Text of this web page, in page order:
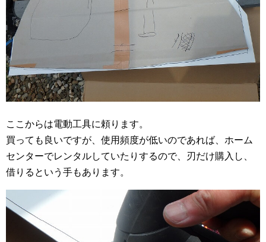
ここからは電動工具に頼ります。
買っても良いですが、使用頻度が低いのであれば、ホーム
センターでレンタルしていたりするので、刃だけ購入し、
借りるという手もあります。